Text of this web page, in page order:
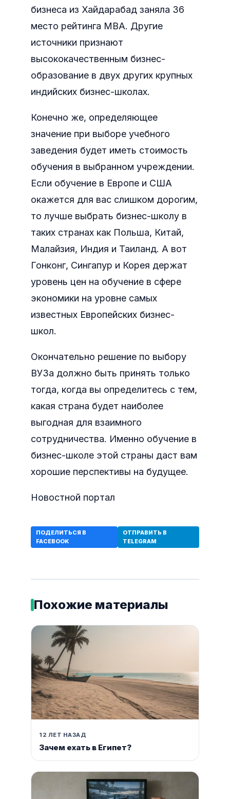
бизнеса из Хайдарабад заняла 36
место рейтинга МВА. Другие
источники признают
высококачественным бизнес-
образование в двух других крупных
индийских бизнес-школах.
Конечно же, определяющее
значение при выборе учебного
заведения будет иметь стоимость
обучения в выбранном учреждении.
Если обучение в Европе и США
окажется для вас слишком дорогим,
то лучше выбрать бизнес-школу в
таких странах как Польша, Китай,
Малайзия, Индия и Таиланд. А вот
Гонконг, Сингапур и Корея держат
уровень цен на обучение в сфере
экономики на уровне самых
известных Европейских бизнес-
школ.
Окончательно решение по выбору
ВУЗа должно быть принять только
тогда, когда вы определитесь с тем,
какая страна будет наиболее
выгодная для взаимного
сотрудничества. Именно обучение в
бизнес-школе этой страны даст вам
хорошие перспективы на будущее.
Новостной портал
ПОДЕЛИТЬСЯ В
FACEBOOK
ОТПРАВИТЬ В
TELEGRAM
Похожие материалы
12 ЛЕТ НАЗАД
Зачем ехать в Египет?